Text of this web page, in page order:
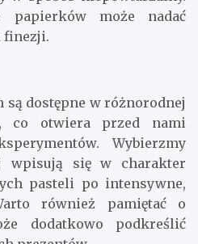
papierków może nadać
finezji.
dostępne w różnorodnej
co otwiera przed nami
Wybierzmy
wpisują się w charakter
pasteli po intensywne,
również pamiętać o
dodatkowo podkreślić